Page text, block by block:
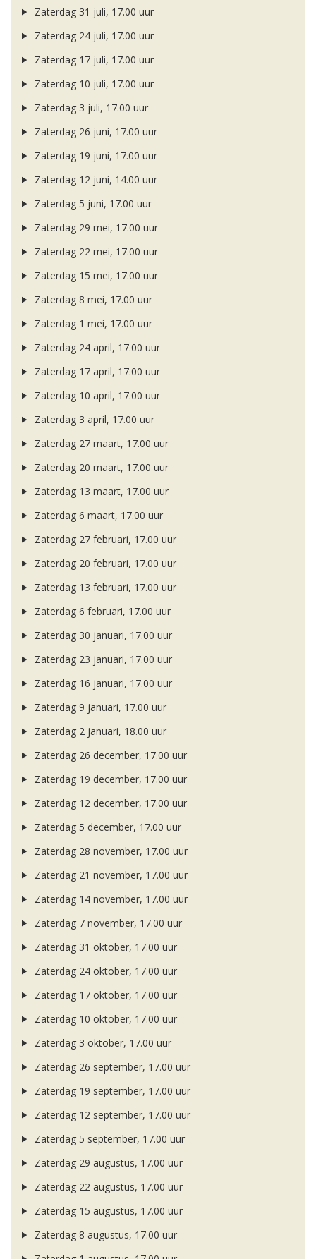
Zaterdag 31 juli, 17.00 uur
Zaterdag 24 juli, 17.00 uur
Zaterdag 17 juli, 17.00 uur
Zaterdag 10 juli, 17.00 uur
Zaterdag 3 juli, 17.00 uur
Zaterdag 26 juni, 17.00 uur
Zaterdag 19 juni, 17.00 uur
Zaterdag 12 juni, 14.00 uur
Zaterdag 5 juni, 17.00 uur
Zaterdag 29 mei, 17.00 uur
Zaterdag 22 mei, 17.00 uur
Zaterdag 15 mei, 17.00 uur
Zaterdag 8 mei, 17.00 uur
Zaterdag 1 mei, 17.00 uur
Zaterdag 24 april, 17.00 uur
Zaterdag 17 april, 17.00 uur
Zaterdag 10 april, 17.00 uur
Zaterdag 3 april, 17.00 uur
Zaterdag 27 maart, 17.00 uur
Zaterdag 20 maart, 17.00 uur
Zaterdag 13 maart, 17.00 uur
Zaterdag 6 maart, 17.00 uur
Zaterdag 27 februari, 17.00 uur
Zaterdag 20 februari, 17.00 uur
Zaterdag 13 februari, 17.00 uur
Zaterdag 6 februari, 17.00 uur
Zaterdag 30 januari, 17.00 uur
Zaterdag 23 januari, 17.00 uur
Zaterdag 16 januari, 17.00 uur
Zaterdag 9 januari, 17.00 uur
Zaterdag 2 januari, 18.00 uur
Zaterdag 26 december, 17.00 uur
Zaterdag 19 december, 17.00 uur
Zaterdag 12 december, 17.00 uur
Zaterdag 5 december, 17.00 uur
Zaterdag 28 november, 17.00 uur
Zaterdag 21 november, 17.00 uur
Zaterdag 14 november, 17.00 uur
Zaterdag 7 november, 17.00 uur
Zaterdag 31 oktober, 17.00 uur
Zaterdag 24 oktober, 17.00 uur
Zaterdag 17 oktober, 17.00 uur
Zaterdag 10 oktober, 17.00 uur
Zaterdag 3 oktober, 17.00 uur
Zaterdag 26 september, 17.00 uur
Zaterdag 19 september, 17.00 uur
Zaterdag 12 september, 17.00 uur
Zaterdag 5 september, 17.00 uur
Zaterdag 29 augustus, 17.00 uur
Zaterdag 22 augustus, 17.00 uur
Zaterdag 15 augustus, 17.00 uur
Zaterdag 8 augustus, 17.00 uur